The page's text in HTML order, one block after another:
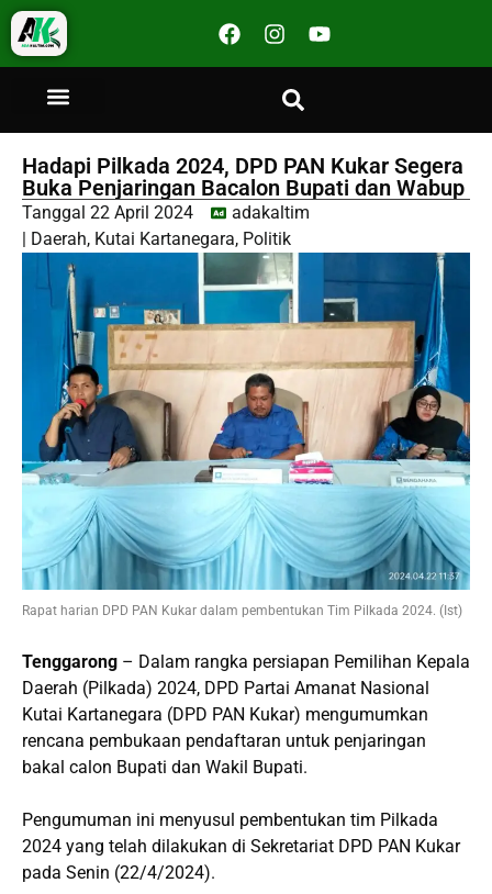
Hadapi Pilkada 2024, DPD PAN Kukar Segera
Buka Penjaringan Bacalon Bupati dan Wabup
Tanggal 22 April 2024
adakaltim
Daerah, Kutai Kartanegara, Politik
Rapat harian DPD PAN Kukar dalam pembentukan Tim Pilkada 2024. (Ist)
Tenggarong – Dalam rangka persiapan Pemilihan Kepala
Daerah (Pilkada) 2024, DPD Partai Amanat Nasional
Kutai Kartanegara (DPD PAN Kukar) mengumumkan
rencana pembukaan pendaftaran untuk penjaringan
bakal calon Bupati dan Wakil Bupati.
Pengumuman ini menyusul pembentukan tim Pilkada
2024 yang telah dilakukan di Sekretariat DPD PAN Kukar
pada Senin (22/4/2024).